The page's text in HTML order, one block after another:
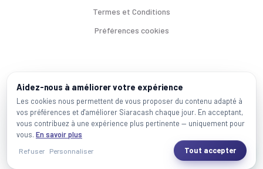
Termes et Conditions
Préférences cookies
Voitures par ville
Casablanca | | Mohammadia |Salé | |
Marques populaires
Mercedes| |Volkswagen Renault Toyota Peugeot
2026 SiaraCash - Tous les droits sont réservés
Aidez-nous à améliorer votre expérience
Les cookies nous permettent de vous proposer du contenu adapté à
vos préférences et d'améliorer Siaracash chaque jour. En acceptant,
vous contribuez à une expérience plus pertinente — uniquement pour
vous. En savoir plus
Refuser Personnaliser Tout accepter